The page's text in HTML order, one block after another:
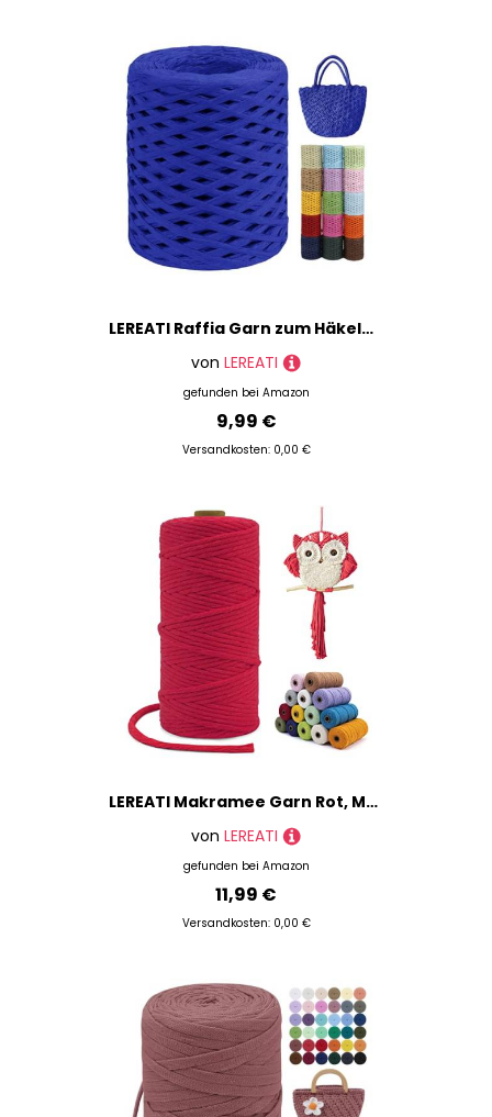
LEREATI Raffia Garn zum Häkeln von Taschen, 3mm x 200m Flach Papierdraht Bast Band Natur Paketschnur Papiergarn Raffia Bast zum Häkeln Handtasche, Körbe, Hüte, Geschenkverpackung (Helles Königsblau)
von LEREATI
gefunden bei Amazon
9,99 €
Versandkosten: 0,00 €
LEREATI Makramee Garn Rot, Makramee Garn 3mm x 100m Einfach Gedrehte Baumwollkordel Baumwollschnur, Makrameegarn für Makramee Wandbehang, Hängepflanze, Vorhang, Hochzeitsbogen Deko
von LEREATI
gefunden bei Amazon
11,99 €
Versandkosten: 0,00 €